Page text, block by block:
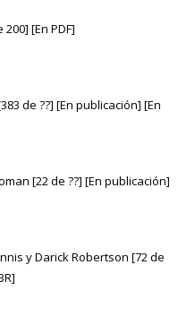
[En PDF]
de ??] [En publicación] [En
[22 de ??] [En publicación]
y Darick Robertson [72 de